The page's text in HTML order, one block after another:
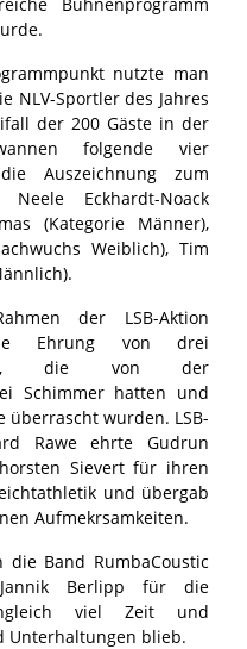
nutzte man
NLV-Sportler des Jahres
der 200 Gäste in der
folgende vier
Auszeichnung zum
Eckhardt-Noack
(Kategorie Männer),
Weiblich), Tim
der LSB-Aktion
Ehrung von drei
die von der
Schimmer hatten und
wurden. LSB-
Rawe ehrte Gudrun
Sievert für ihren
und übergab
Aufmekrsamkeiten.
Band RumbaCoustic
Jannik Berlipp für die
viel Zeit und
Unterhaltungen blieb.